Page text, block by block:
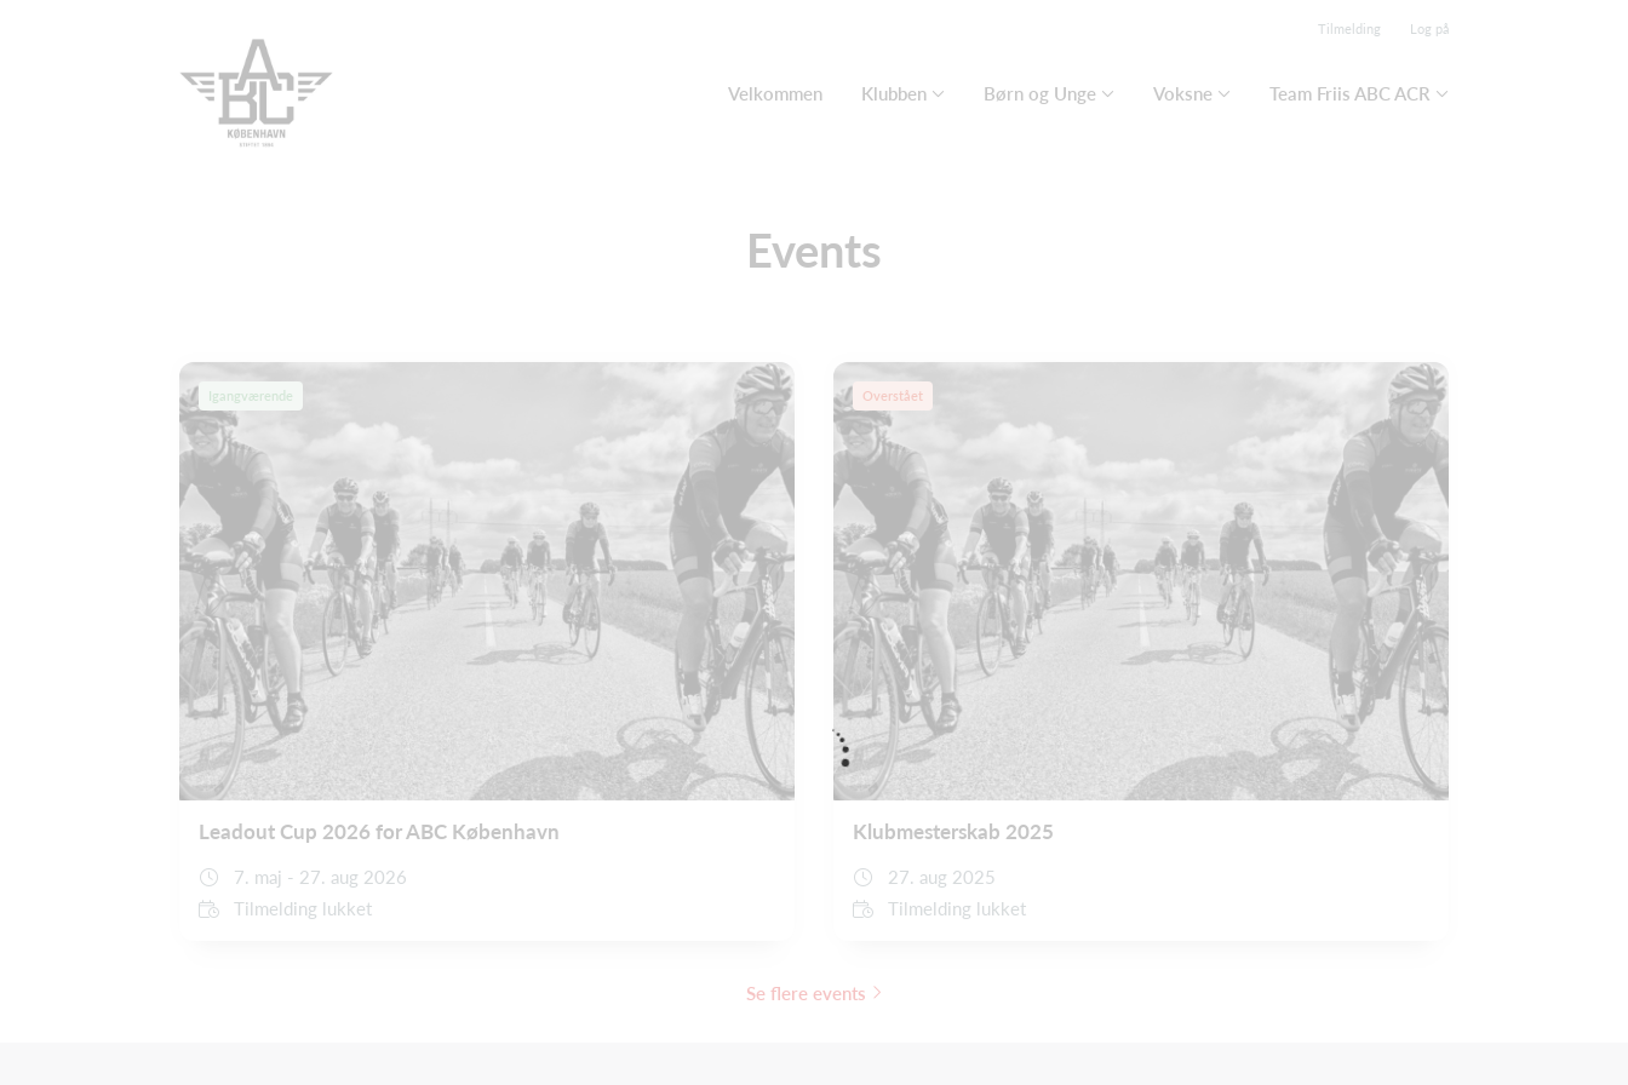
Tilmelding Log på
Velkommen Klubben Børn og Unge Voksne Team Friis ABC ACR
Events
Igangværende
Leadout Cup 2026 for ABC København
7. maj - 27. aug 2026
Tilmelding lukket
Overstået
Klubmesterskab 2025
27. aug 2025
Tilmelding lukket
Se flere events